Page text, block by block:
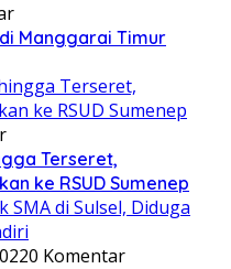
Manggarai Timur
Terseret,
ke RSUD Sumenep
0 Komentar